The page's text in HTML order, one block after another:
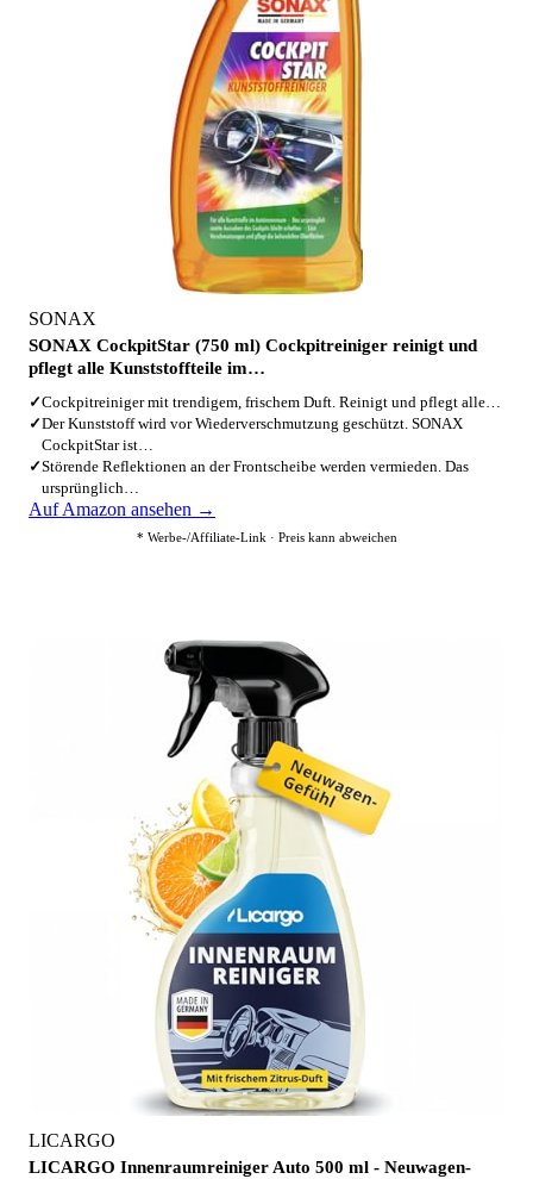
SONAX
SONAX CockpitStar (750 ml) Cockpitreiniger reinigt und
pflegt alle Kunststoffteile im…
✓Cockpitreiniger mit trendigem, frischem Duft. Reinigt und pflegt alle…
✓Der Kunststoff wird vor Wiederverschmutzung geschützt. SONAX
CockpitStar ist…
✓Störende Reflektionen an der Frontscheibe werden vermieden. Das
ursprünglich…
Auf Amazon ansehen →
* Werbe-/Affiliate-Link · Preis kann abweichen
LICARGO
LICARGO Innenraumreiniger Auto 500 ml - Neuwagen-